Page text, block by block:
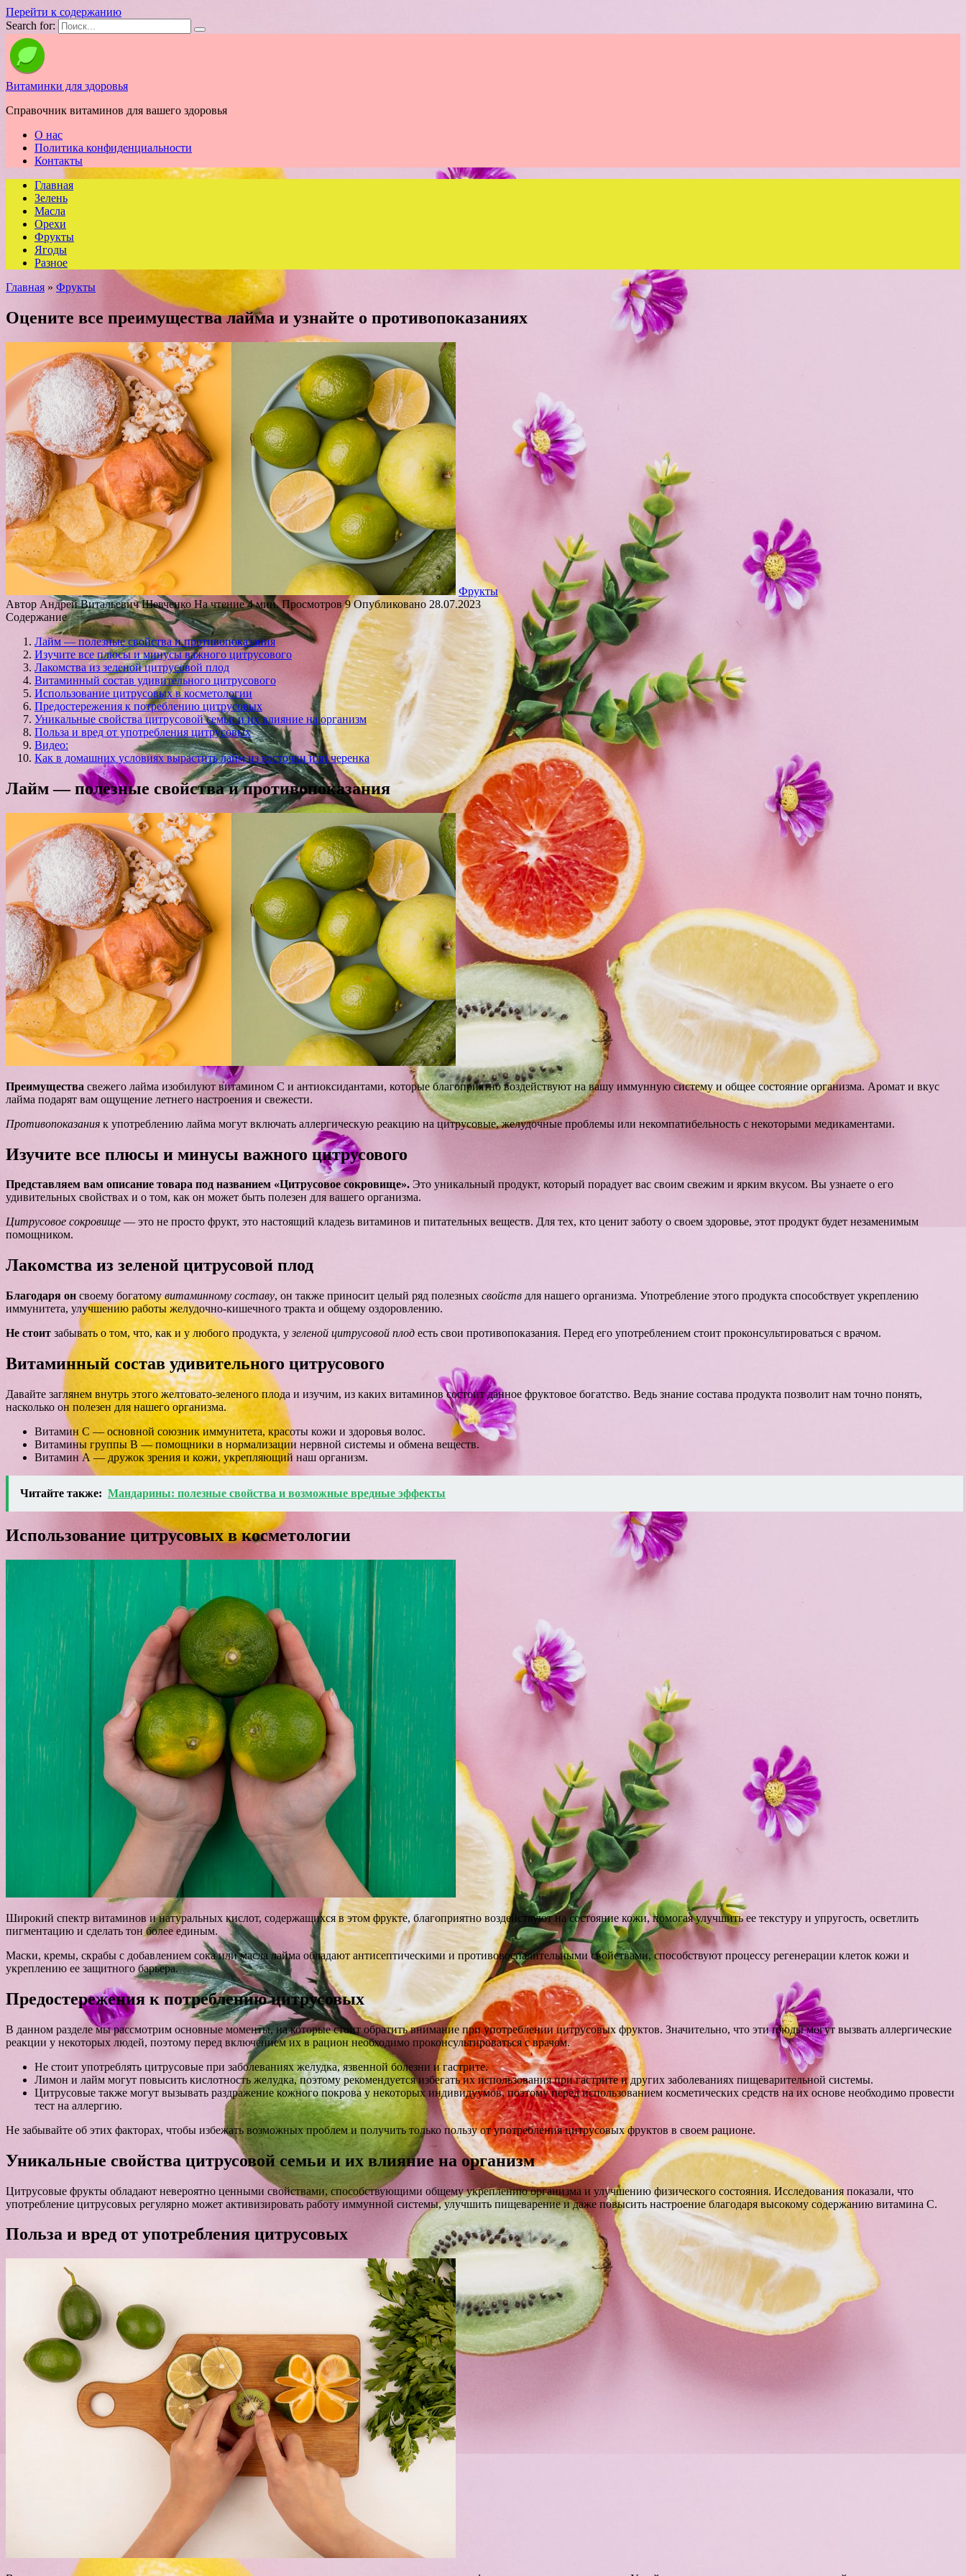
Перейти к содержанию
Search for:
Витаминки для здоровья
Справочник витаминов для вашего здоровья
О нас
Политика конфиденциальности
Контакты
Главная
Зелень
Масла
Орехи
Фрукты
Ягоды
Разное
Главная » Фрукты
Оцените все преимущества лайма и узнайте о противопоказаниях
Фрукты
Автор Андрей Витальевич Шевченко На чтение4 мин. Просмотров 9 Опубликовано 28.07.2023
Содержание
Лайм — полезные свойства и противопоказания
Изучите все плюсы и минусы важного цитрусового
Лакомства из зеленой цитрусовой плод
Витаминный состав удивительного цитрусового
Использование цитрусовых в косметологии
Предостережения к потреблению цитрусовых
Уникальные свойства цитрусовой семьи и их влияние на организм
Польза и вред от употребления цитрусовых
Видео:
Как в домашних условиях вырастить лайм из косточки или черенка
Лайм — полезные свойства и противопоказания
Преимущества свежего лайма изобилуют витамином C и антиоксидантами, которые благоприятно воздействуют на вашу иммунную систему и общее состояние организма. Аромат и вкус
лайма подарят вам ощущение летнего настроения и свежести.
Противопоказания к употреблению лайма могут включать аллергическую реакцию на цитрусовые, желудочные проблемы или некомпатибельность с некоторыми медикаментами.
Изучите все плюсы и минусы важного цитрусового
Представляем вам описание товара под названием «Цитрусовое сокровище». Это уникальный продукт, который порадует вас своим свежим и ярким вкусом. Вы узнаете о его
удивительных свойствах и о том, как он может быть полезен для вашего организма.
Цитрусовое сокровище — это не просто фрукт, это настоящий кладезь витаминов и питательных веществ. Для тех, кто ценит заботу о своем здоровье, этот продукт будет незаменимым
помощником.
Лакомства из зеленой цитрусовой плод
Благодаря он своему богатомувитаминному составу, он также приносит целый ряд полезных свойств для нашего организма. Употребление этого продукта способствует укреплению
иммунитета, улучшению работы желудочно-кишечного тракта и общему оздоровлению.
Не стоит забывать о том, что, как и у любого продукта, у зеленой цитрусовой плод есть свои противопоказания. Перед его употреблением стоит проконсультироваться с врачом.
Витаминный состав удивительного цитрусового
Давайте заглянем внутрь этого желтовато-зеленого плода и изучим, из каких витаминов состоит данное фруктовое богатство. Ведь знание состава продукта позволит нам точно понять,
насколько он полезен для нашего организма.
Витамин С — основной союзник иммунитета, красоты кожи и здоровья волос.
Витамины группы B — помощники в нормализации нервной системы и обмена веществ.
Витамин А — дружок зрения и кожи, укрепляющий наш организм.
Читайте также: Мандарины: полезные свойства и возможные вредные эффекты
Использование цитрусовых в косметологии
Широкий спектр витаминов и натуральных кислот, содержащихся в этом фрукте, благоприятно воздействуют на состояние кожи, помогая улучшить ее текстуру и упругость, осветлить
пигментацию и сделать тон более единым.
Маски, кремы, скрабы с добавлением сока или масла лайма обладают антисептическими и противовоспалительными свойствами, способствуют процессу регенерации клеток кожи и
укреплению ее защитного барьера.
Предостережения к потреблению цитрусовых
В данном разделе мы рассмотрим основные моменты, на которые стоит обратить внимание при употреблении цитрусовых фруктов. Значительно, что эти плоды могут вызвать аллергические
реакции у некоторых людей, поэтому перед включением их в рацион необходимо проконсультироваться с врачом.
Не стоит употреблять цитрусовые при заболеваниях желудка, язвенной болезни и гастрите.
Лимон и лайм могут повысить кислотность желудка, поэтому рекомендуется избегать их использования при гастрите и других заболеваниях пищеварительной системы.
Цитрусовые также могут вызывать раздражение кожного покрова у некоторых индивидуумов, поэтому перед использованием косметических средств на их основе необходимо провести
тест на аллергию.
Не забывайте об этих факторах, чтобы избежать возможных проблем и получить только пользу от употребления цитрусовых фруктов в своем рационе.
Уникальные свойства цитрусовой семьи и их влияние на организм
Цитрусовые фрукты обладают невероятно ценными свойствами, способствующими общему укреплению организма и улучшению физического состояния. Исследования показали, что
употребление цитрусовых регулярно может активизировать работу иммунной системы, улучшить пищеварение и даже повысить настроение благодаря высокому содержанию витамина С.
Польза и вред от употребления цитрусовых